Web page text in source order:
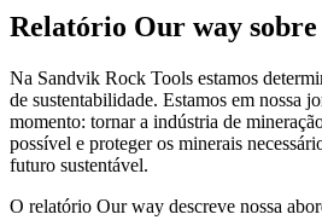
Relatório Our way
Na Sandvik Rock Tools estamos
de sustentabilidade. Estamos em nossa
momento: tornar a indústria de
possível e proteger os minerais
futuro sustentável.
O relatório Our way descreve nossa